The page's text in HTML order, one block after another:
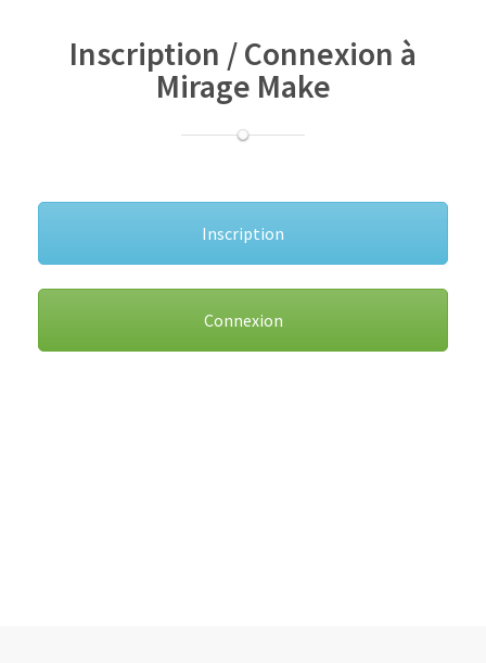
Inscription / Connexion à
Mirage Make
Inscription
Connexion